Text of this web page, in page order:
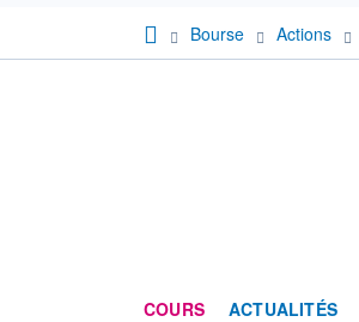
Bourse Actions
COURS ACTUALITÉS